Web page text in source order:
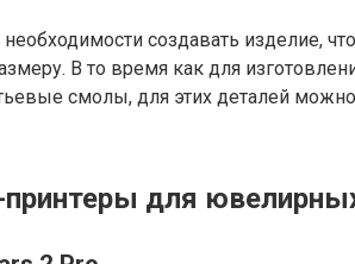
необходимости создавать изделие,
В то время как для
смолы, для этих деталей
для